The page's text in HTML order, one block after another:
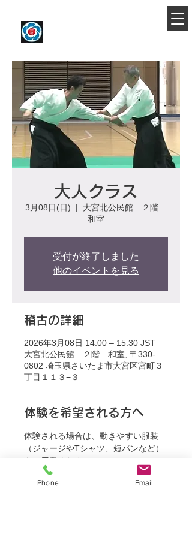
大人クラス
3月08日(日)
  |
大宮北公民館 ２階
和室
受付が終了しました
他のイベントを見る
稽古の詳細
2026年3月08日 14:00 – 15:30 JST
大宮北公民館 ２階 和室, 〒330-
0802 埼玉県さいたま市大宮区宮町３
丁目１１３−３
体験を希望される方へ
体験される場合は、動きやすい服装
（ジャージやTシャツ、短パンなど）
をご用意ください。
Phone Email